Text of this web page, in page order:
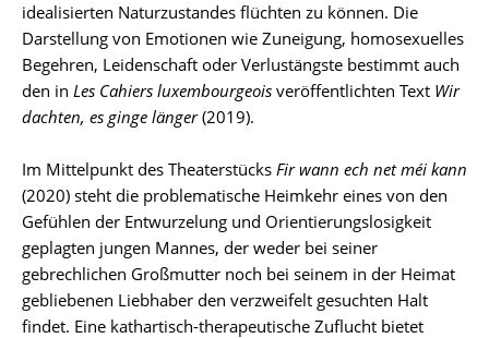
idealisierten Naturzustandes flüchten zu können. Die
Darstellung von Emotionen wie Zuneigung, homosexuelles
Begehren, Leidenschaft oder Verlustängste bestimmt auch
den in Les Cahiers luxembourgeois veröffentlichten Text Wir
dachten, es ginge länger(2019).
Im Mittelpunkt des Theaterstücks Fir wann ech net méi kann
(2020) steht die problematische Heimkehr eines von den
Gefühlen der Entwurzelung und Orientierungslosigkeit
geplagten jungen Mannes, der weder bei seiner
gebrechlichen Großmutter noch bei seinem in der Heimat
gebliebenen Liebhaber den verzweifelt gesuchten Halt
findet. Eine kathartisch-therapeutische Zuflucht bietet